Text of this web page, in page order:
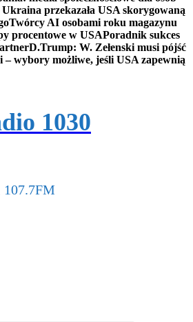
Ukraina przekazała USA skorygowaną
Twórcy AI osobami roku magazynu
procentowe w USAPoradnik sukces
D.Trump: W. Zełenski musi pójść
– wybory możliwe, jeśli USA zapewnią
1030
107.7FM